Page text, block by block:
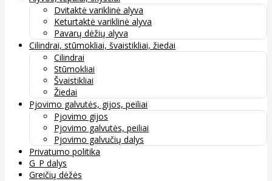
Dvitaktė variklinė alyva
Keturtaktė variklinė alyva
Pavarų dėžių alyva
Cilindrai, stūmokliai, švaistikliai, žiedai
Cilindrai
Stūmokliai
Švaistikliai
Žiedai
Pjovimo galvutės, gijos, peiliai
Pjovimo gijos
Pjovimo galvutės, peiliai
Pjovimo galvučių dalys
Privatumo politika
G_P dalys
Greičių dėžės